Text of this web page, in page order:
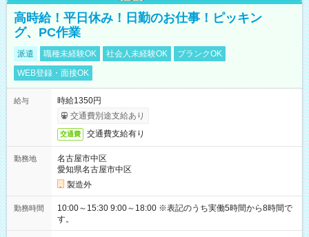
高時給！平日休み！日勤のお仕事！ピッキン
グ、PC作業
派遣 職種未経験OK 社会人未経験OK
ブランクOK
WEB登録・面接OK
給与
時給1350円
交通費別途支給あり
交通費 交通費支給有り
勤務地
名古屋市中区
愛知県名古屋市中区
製造外
勤務時間
10:00～15:30 9:00～18:00 ※表記のうち実働5時間から8時間で
す。